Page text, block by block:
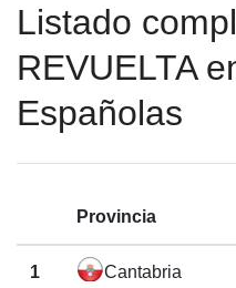
Listado
REVUELTA
Españolas
Provincia
1 Cantabria